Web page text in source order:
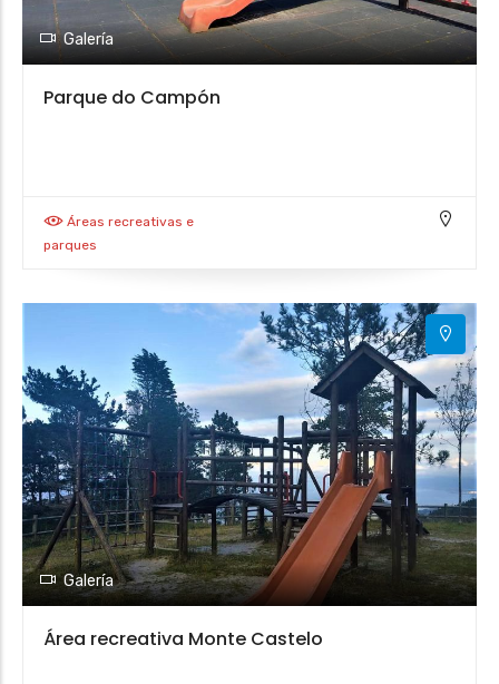
Galería
Parque do Campón
Áreas recreativas e
parques
Galería
Área recreativa Monte Castelo